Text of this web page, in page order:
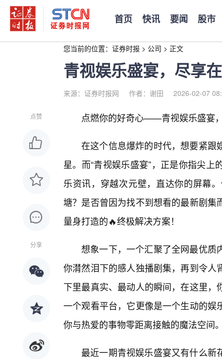
首页 快讯 要闻 股市
您当前的位置： 证券时报 > 公司 > 正文
青视娱乐盛宴，尽享
来源：证券时报网 作者：谢田 2026-02-07
点赞
分享
点燃你的好奇心——青视娱乐盛宴
在这个信息爆炸的时代，想要紧跟
星。而“青视娱乐盛宴”，正是你指尖
乐资讯，穿越次元壁，直达你的屏幕
塘？是否曾因为找不到想看的最新剧
量身打造的🔥终极解决方案！
想象一下，一个汇聚了全网最优质
你潸然泪下的感人独播剧集，再到令
下里最真实、最动人的瞬间，在这里
一个观看平台，它更像是一个生动的
你与热爱的事物零距离接触的魔法空间
最近一期青视娱乐盛宴又有什么新